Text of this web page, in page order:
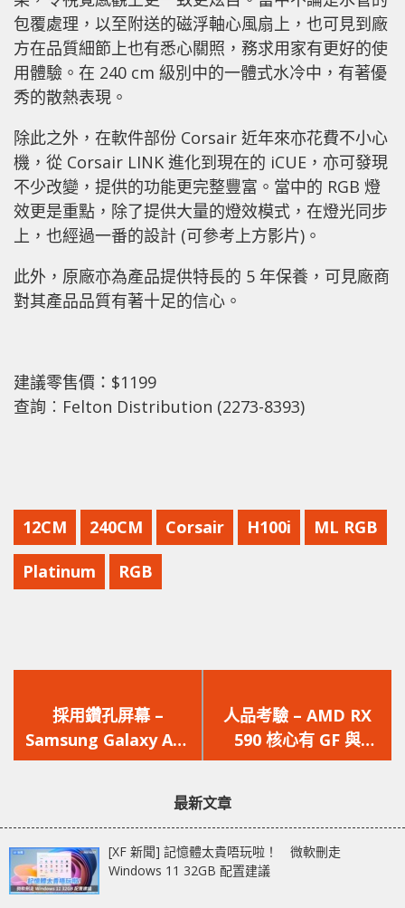
包覆處理，以至附送的磁浮軸心風扇上，也可見到廠
方在品質細節上也有悉心關照，務求用家有更好的使
用體驗。在 240 cm 級別中的一體式水冷中，有著優
秀的散熱表現。
除此之外，在軟件部份 Corsair 近年來亦花費不小心
機，從 Corsair LINK 進化到現在的 iCUE，亦可發現
不少改變，提供的功能更完整豐富。當中的 RGB 燈
效更是重點，除了提供大量的燈效模式，在燈光同步
上，也經過一番的設計 (可參考上方影片)。
此外，原廠亦為產品提供特長的 5 年保養，可見廠商
對其產品品質有著十足的信心。
建議零售價：$1199
查詢︰Felton Distribution (2273-8393)
12CM 240CM Corsair H100i ML RGB
Platinum RGB
一
篇
文
採用鑽孔屏幕 –
Samsung Galaxy A8s
規格曝光
一
篇
文
人品考驗 – AMD RX
590 核心有 GF 與
Samsung 代工兩個版
最新文章
[XF 新聞] 記憶體太貴唔玩啦！ 微軟刪走
Windows 11 32GB 配置建議